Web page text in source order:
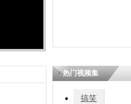
热门视频集
搞笑